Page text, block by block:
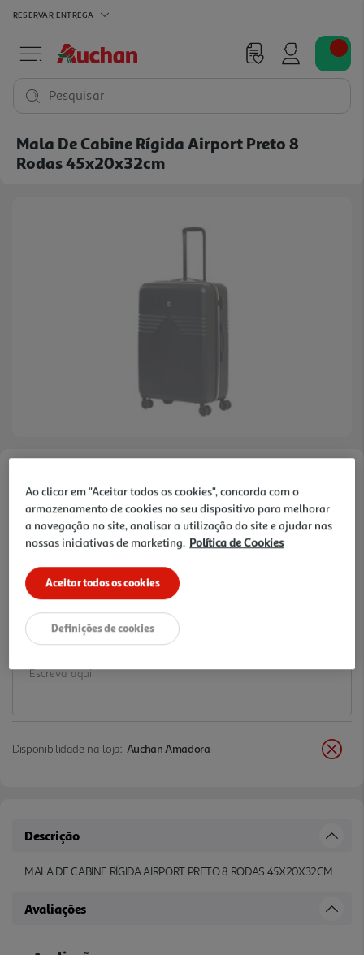
RESERVAR ENTREGA
Pesquisar
Mala De Cabine Rígida Airport Preto 8
Rodas 45x20x32cm
Ref. / EAN:3665257745004
34.99 €/un
34,99 €
Notas de preparação
Disponibilidade na loja: Auchan Amadora
Descrição
MALA DE CABINE RÍGIDA AIRPORT PRETO 8 RODAS 45X20X32CM
Avaliações
Ao clicar em "Aceitar todos os cookies", concorda com o
armazenamento de cookies no seu dispositivo para melhorar
a navegação no site, analisar a utilização do site e ajudar nas
nossas iniciativas de marketing. Política de Cookies
Aceitar todos os cookies
Definições de cookies